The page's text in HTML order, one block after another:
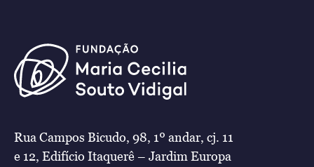
Rua Campos Bicudo, 98, 1º andar, cj. 11
e 12, Edifício Itaquerê – Jardim Europa